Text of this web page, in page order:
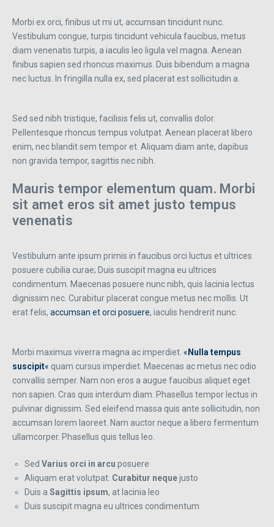
Morbi ex orci, finibus ut mi ut, accumsan tincidunt nunc.
Vestibulum congue, turpis tincidunt vehicula faucibus, metus
diam venenatis turpis, a iaculis leo ligula vel magna. Aenean
finibus sapien sed rhoncus maximus. Duis bibendum a magna
nec luctus. In fringilla nulla ex, sed placerat est sollicitudin a.
Sed sed nibh tristique, facilisis felis ut, convallis dolor.
Pellentesque rhoncus tempus volutpat. Aenean placerat libero
enim, nec blandit sem tempor et. Aliquam diam ante, dapibus
non gravida tempor, sagittis nec nibh.
Mauris tempor elementum quam. Morbi
sit amet eros sit amet justo tempus
venenatis
Vestibulum ante ipsum primis in faucibus orci luctus et ultrices
posuere cubilia curae; Duis suscipit magna eu ultrices
condimentum. Maecenas posuere nunc nibh, quis lacinia lectus
dignissim nec. Curabitur placerat congue metus nec mollis. Ut
erat felis, accumsan et orci posuere, iaculis hendrerit nunc.
Morbi maximus viverra magna ac imperdiet. « Nulla tempus
suscipit« quam cursus imperdiet. Maecenas ac metus nec odio
convallis semper. Nam non eros a augue faucibus aliquet eget
non sapien. Cras quis interdum diam. Phasellus tempor lectus in
pulvinar dignissim. Sed eleifend massa quis ante sollicitudin, non
accumsan lorem laoreet. Nam auctor neque a libero fermentum
ullamcorper. Phasellus quis tellus leo.
Sed Varius orci in arcu posuere
Aliquam erat volutpat. Curabitur nequejusto
Duis a Sagittis ipsum, at lacinia leo
Duis suscipit magna eu ultrices condimentum